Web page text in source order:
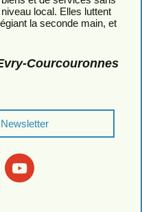
local. Elles luttent
la seconde main, et
Courcouronnes